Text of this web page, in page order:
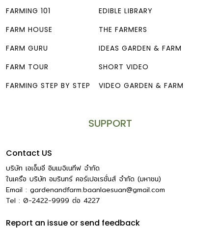
FARMING 101
FARM HOUSE
FARM GURU
FARM TOUR
FARMING STEP BY STEP
EDIBLE LIBRARY
THE FARMERS
IDEAS GARDEN & FARM
SHORT VIDEO
VIDEO GARDEN & FARM
SUPPORT
Contact US
บริษัท เอเอ็มอี อิมเมจิเนทีฟ จำกัด
ในเครือ บริษัท อมรินทร์ คอร์เปอเรชั่นส์ จำกัด (มหาชน)
Email : gardenandfarm.baanlaesuan@gmail.com
Tel : 0-2422-9999 ต่อ 4227
Report an issue or send feedback